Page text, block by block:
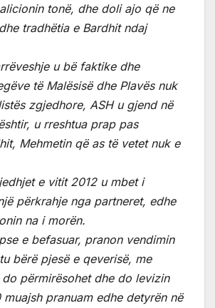
tonë, dhe doli ajo që ne
tradhëtia e Bardhit ndaj
u bë faktike dhe
të Malësisë dhe Plavës nuk
zgjedhore, ASH u gjend në
u rreshtua prap pas
Mehmetin që as të vetet nuk e
e vitit 2012 u mbet i
përkrahje nga partneret, edhe
na i morën.
e befasuar, pranon vendimin
bërë pjesë e qeverisë, me
përmirësohet dhe do levizin
muajsh pranuam edhe detyrën në